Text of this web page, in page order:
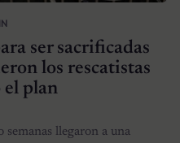
ser sacrificadas
los rescatistas
el plan
semanas llegaron a una